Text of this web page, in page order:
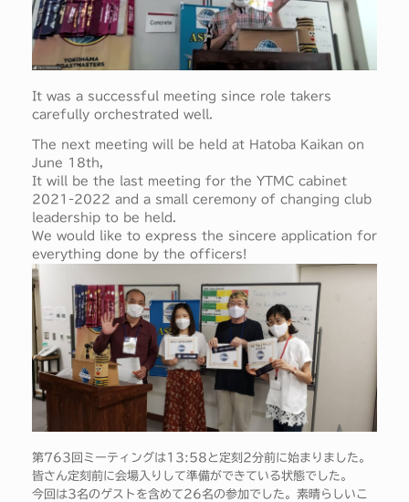
It was a successful meeting since role takers
carefully orchestrated well.
The next meeting will be held at Hatoba Kaikan on
June 18th,
It will be the last meeting for the YTMC cabinet
2021-2022 and a small ceremony of changing club
leadership to be held.
We would like to express the sincere application for
everything done by the officers!
第763回ミーティングは13:58と定刻2分前に始まりました。
皆さん定刻前に会場入りして準備ができている状態でした。
今回は3名のゲストを含めて26名の参加でした。素晴らしいこ